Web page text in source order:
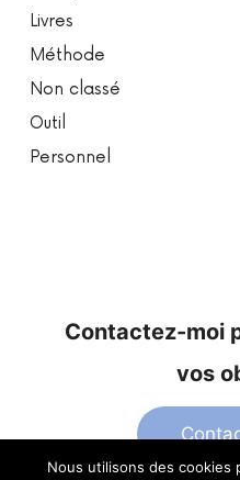
Livres
Méthode
Non classé
Outil
Personnel
Contactez-moi
vos
Nous utilisons des cookies